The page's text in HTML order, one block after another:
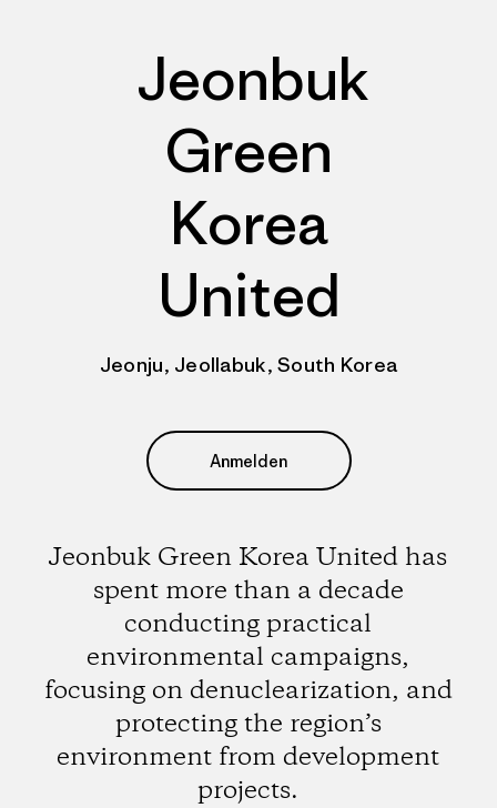
Jeonbuk
Green
Korea
United
Jeonju, Jeollabuk, South Korea
Anmelden
Jeonbuk Green Korea United has
spent more than a decade
conducting practical
environmental campaigns,
focusing on denuclearization, and
protecting the region’s
environment from development
projects.